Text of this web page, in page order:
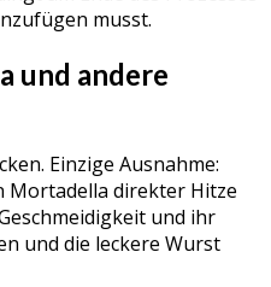
musst.
und andere
Einzige Ausnahme:
Mortadella direkter Hitze
und ihr
und die leckere Wurst